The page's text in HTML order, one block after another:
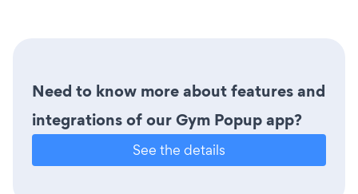
Need to know more about features and
integrations of our Gym Popup app?
See the details